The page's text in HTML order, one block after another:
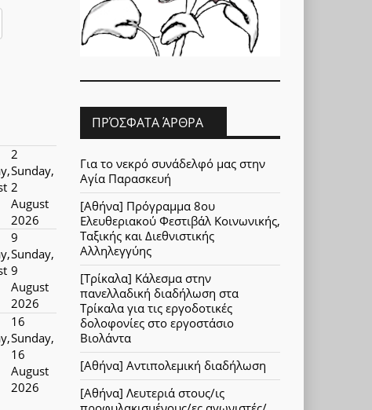
2
Sunday,
2
August
2026
9
Sunday,
9
August
2026
16
Sunday,
16
August
2026
ΠΡΌΣΦΑΤΑ ΆΡΘΡΑ
Για το νεκρό συνάδελφό μας στην
Αγία Παρασκευή
[Αθήνα] Πρόγραμμα 8ου
Ελευθεριακού Φεστιβάλ Κοινωνικής,
Ταξικής και Διεθνιστικής
Αλληλεγγύης
[Τρίκαλα] Κάλεσμα στην
πανελλαδική διαδήλωση στα
Τρίκαλα για τις εργοδοτικές
δολοφονίες στο εργοστάσιο
Βιολάντα
[Αθήνα] Αντιπολεμική διαδήλωση
[Αθήνα] Λευτεριά στους/ις